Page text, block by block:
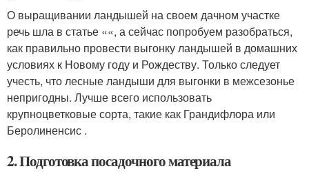
О выращивании ландышей на своем дачном участке
речь шла в статье ««, а сейчас попробуем разобраться,
как правильно провести выгонку ландышей в домашних
условиях к Новому году и Рождеству. Только следует
учесть, что лесные ландыши для выгонки в межсезонье
непригодны. Лучше всего использовать
крупноцветковые сорта, такие как Грандифлора или
Беролиненсис .
2. Подготовка посадочного материала